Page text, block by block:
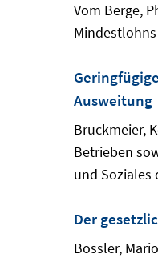
Vom Berge,
Mindestlohns
Ausweitung
Bruckmeier,
Betrieben
und Soziales
Der
Bossler,